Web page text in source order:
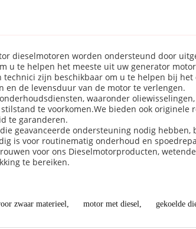
dieselmotoren worden ondersteund door
u te helpen het meeste uit uw generator
technici zijn beschikbaar om u te helpen bij
en de levensduur van de motor te verlengen.
waaronder
te voorkomen.We bieden ook
te garanderen.
geavanceerde ondersteuning nodig
is voor routinematig onderhoud en
voor ons Dieselmotorproducten,
te bereiken.
zwaar materieel, motor met diesel, gekoelde